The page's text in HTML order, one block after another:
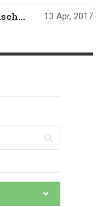
Teneriffa – Ursprung der kanarischen Folklore 13 Apr, 2017